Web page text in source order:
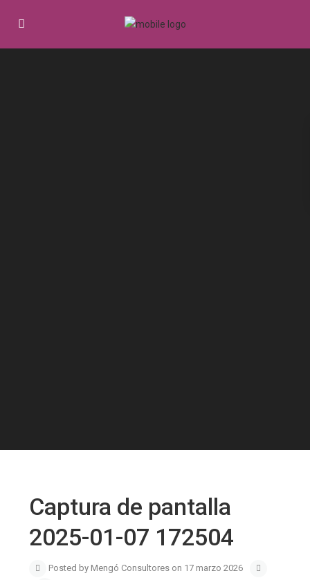
Captura de pantalla
2025-01-07 172504
Posted by Mengó Consultores on 17 marzo 2026